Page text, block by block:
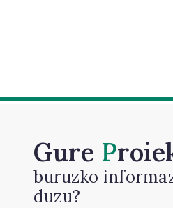
Gure
buruzko
duzu?